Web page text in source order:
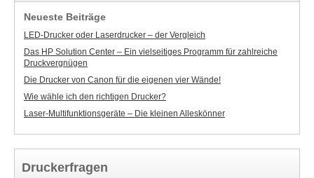
Neueste Beiträge
LED-Drucker oder Laserdrucker – der Vergleich
Das HP Solution Center – Ein vielseitiges Programm für zahlreiche
Druckvergnügen
Die Drucker von Canon für die eigenen vier Wände!
Wie wähle ich den richtigen Drucker?
Laser-Multifunktionsgeräte – Die kleinen Alleskönner
Druckerfragen